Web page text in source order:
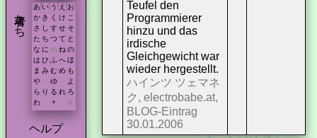
著者たち あ い う え お
か き く け こ
さ
し す せ そ
た ち つ て と
な に ぬ ね の
は ひ ふ へ ほ
ま み む め も
や
ゆ
よ
ら り る れ ろ
わ
* を
ヘルプ
Teufel den
Programmierer
hinzu und das
irdische
Gleichgewicht war
wieder hergestellt.
ハインツ ツェマネ
ク, electrobabe.at,
BLOG-Eintrag
30.01.2006